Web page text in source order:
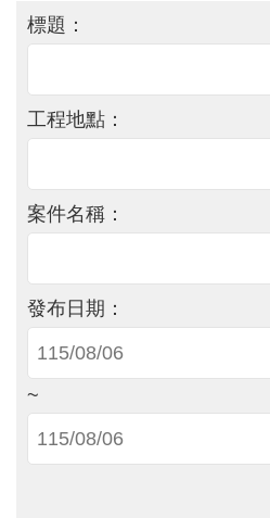
業
軸
新
水
告
標題：
工程地點：
案件名稱：
發布日期：
~